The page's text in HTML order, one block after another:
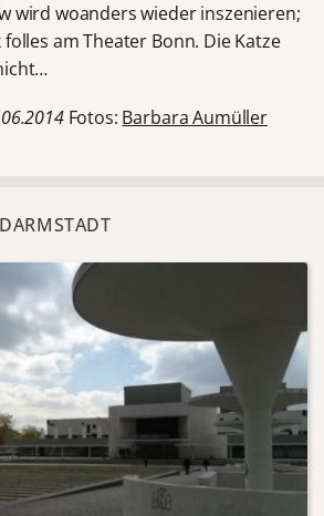
wird woanders wieder inszenieren;
folles am Theater Bonn. Die Katze
Fotos: Barbara Aumüller